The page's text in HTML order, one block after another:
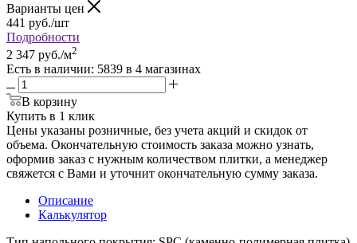
Варианты цен
441 руб./шт
Подробности
2 347 руб./м2
Есть в наличии: 5839 в 4 магазинах
В корзину
Купить в 1 клик
Цены указаны розничные, без учета акций и скидок от
объема. Окончательную стоимость заказа можно узнать,
оформив заказ с нужным количеством плитки, а менеджер
свяжется с Вами и уточнит окончательную сумму заказа.
Описание
Калькулятор